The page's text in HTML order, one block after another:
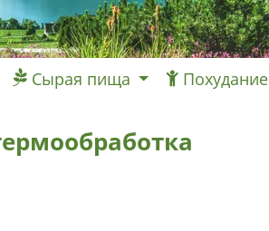
Сырая пища Похудание